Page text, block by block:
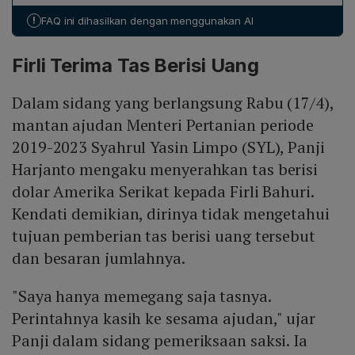
tersebut, termasuk permintaan dana yang diduga
berasal dari Firli Bahuri.
Tipikor, serta monitoring kondisi fisik dan psikologis
Permohonan perlindungan untuk Syahrul Limpo dan
tersangka yang ditahan KPK.
! FAQ ini dihasilkan dengan menggunakan AI
Firli Terima Tas Berisi Uang
Dalam sidang yang berlangsung Rabu (17/4),
mantan ajudan Menteri Pertanian periode
2019-2023 Syahrul Yasin Limpo (SYL), Panji
Harjanto mengaku menyerahkan tas berisi
dolar Amerika Serikat kepada Firli Bahuri.
Kendati demikian, dirinya tidak mengetahui
tujuan pemberian tas berisi uang tersebut
dan besaran jumlahnya.
"Saya hanya memegang saja tasnya.
Perintahnya kasih ke sesama ajudan," ujar
Panji dalam sidang pemeriksaan saksi. Ia